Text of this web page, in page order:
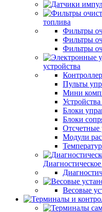
топлива
Фильтры
Фильтры
Фильтры
устройства
Пульты
Мини
Блоки
Блоки
Отсчетные
Модули
Весовые